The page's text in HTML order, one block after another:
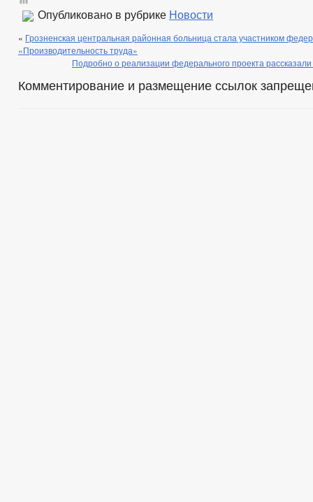
Опубликовано в рубрике Новости
« Грозненская центральная районная больница стала участником
«Производительность труда»
Подробно о реализации федерального проекта
Комментирование и размещение ссылок